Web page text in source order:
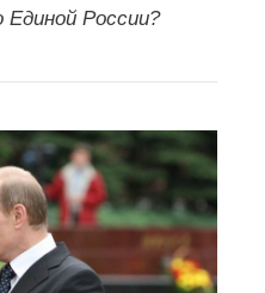
России?